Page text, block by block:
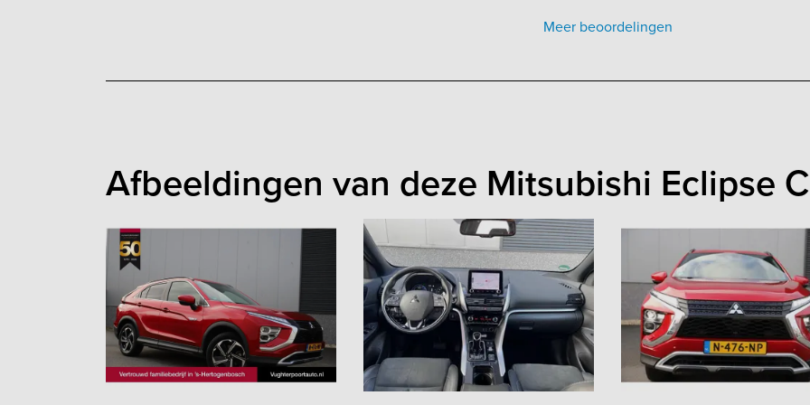
Meer beoordelingen
Afbeeldingen van deze Mitsubishi Eclipse